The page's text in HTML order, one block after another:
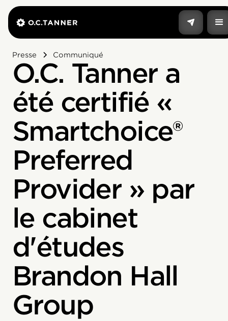
Presse Communiqué
O.C. Tanner a
été certifié «
Smartchoice®
Preferred
Provider » par
le cabinet
d'études
Brandon Hall
Group